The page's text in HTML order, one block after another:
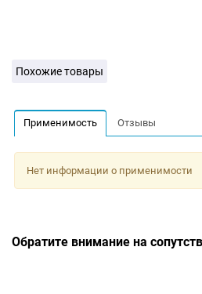
Похожие товары
Применимость Отзывы
Нет информации о применимости
Обратите внимание на